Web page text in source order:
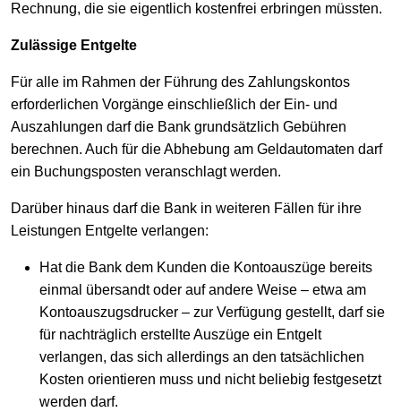
Rechnung, die sie eigentlich kostenfrei erbringen müssten.
Zulässige Entgelte
Für alle im Rahmen der Führung des Zahlungskontos
erforderlichen Vorgänge einschließlich der Ein- und
Auszahlungen darf die Bank grundsätzlich Gebühren
berechnen. Auch für die Abhebung am Geldautomaten darf
ein Buchungsposten veranschlagt werden.
Darüber hinaus darf die Bank in weiteren Fällen für ihre
Leistungen Entgelte verlangen:
Hat die Bank dem Kunden die Kontoauszüge bereits
einmal übersandt oder auf andere Weise – etwa am
Kontoauszugsdrucker – zur Verfügung gestellt, darf sie
für nachträglich erstellte Auszüge ein Entgelt
verlangen, das sich allerdings an den tatsächlichen
Kosten orientieren muss und nicht beliebig festgesetzt
werden darf.